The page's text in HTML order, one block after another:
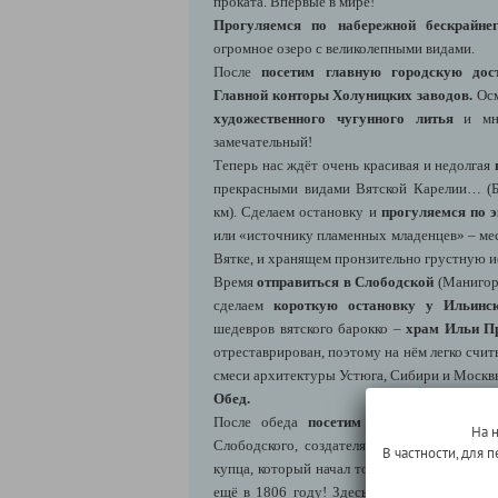
Прогуляемся по набережной
огромное озеро с великолепными видами.
Послепосетим главную городскую
Главной конторы Холуницких заводов.
художественного чугунного литьяи
замечательный!
Теперь нас ждёт очень красивая и недолгая
прекрасными видами Вятской Карелии…
км). Сделаем остановку и прогуляемся по
или «источнику пламенных младенцев» –
Вятке, и хранящем пронзительно грустную
Времяотправиться в Слободской
сделаем короткую остановку у
шедевров вятского барокко –храм Ильи
отреставрирован, поэтому на нём легко
смеси архитектуры Устюга, Сибири и
Обед.
После обеда посетим в дом
Слободского, создателя первого
купца, который начал торговлю с
ещё в 1806 году! Здесь сейчас
На
В частности, для